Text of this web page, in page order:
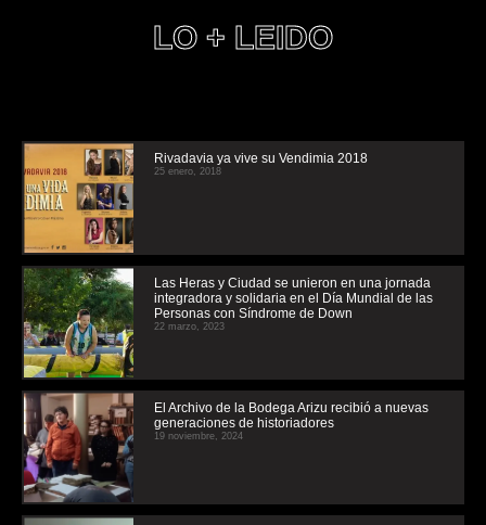
LO + LEIDO
Rivadavia ya vive su Vendimia 2018
25 enero, 2018
Las Heras y Ciudad se unieron en una jornada
integradora y solidaria en el Día Mundial de las
Personas con Síndrome de Down
22 marzo, 2023
El Archivo de la Bodega Arizu recibió a nuevas
generaciones de historiadores
19 noviembre, 2024